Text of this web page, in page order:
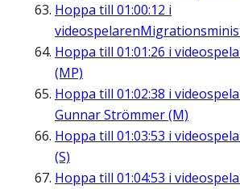
Hoppa till 01:00:12 i
videospelaren
Hoppa till 01:01:26 i
(MP)
Hoppa till 01:02:38 i
Gunnar Strömmer (M)
Hoppa till 01:03:53 i
(S)
Hoppa till 01:04:53 i